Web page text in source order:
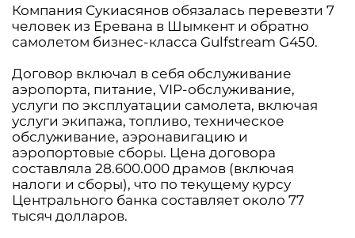
Компания Сукиасянов обязалась перевезти 7
человек из Еревана в Шымкент и обратно
самолетом бизнес-класса Gulfstream G450.
Договор включал в себя обслуживание
аэропорта, питание, VIP-обслуживание,
услуги по эксплуатации самолета, включая
услуги экипажа, топливо, техническое
обслуживание, аэронавигацию и
аэропортовые сборы. Цена договора
составляла 28.600.000 драмов (включая
налоги и сборы), что по текущему курсу
Центрального банка составляет около 77
тысяч долларов.